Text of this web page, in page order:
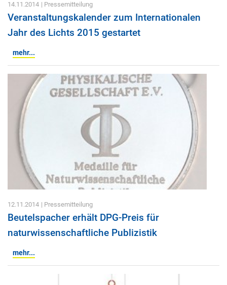
14.11.2014 | Pressemitteilung
Veranstaltungskalender zum Internationalen
Jahr des Lichts 2015 gestartet
mehr...
12.11.2014 | Pressemitteilung
Beutelspacher erhält DPG-Preis für
naturwissenschaftliche Publizistik
mehr...